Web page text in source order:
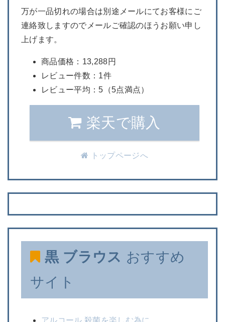
万が一品切れの場合は別途メールにてお客様にご
連絡致しますのでメールご確認のほうお願い申し
上げます。
商品価格：13,288円
レビュー件数：1件
レビュー平均：5（5点満点）
楽天で購入
トップページへ
黒 ブラウス おすすめ
サイト
アルコール 殺菌を楽しむ為に